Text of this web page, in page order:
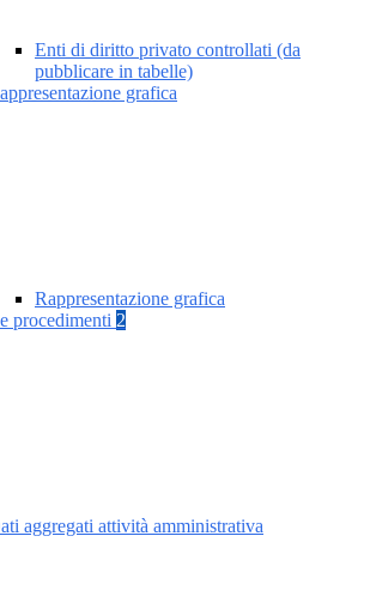
Enti di diritto privato controllati (da
pubblicare in tabelle)
grafica
Rappresentazione grafica
procedimenti 2
aggregati attività amministrativa